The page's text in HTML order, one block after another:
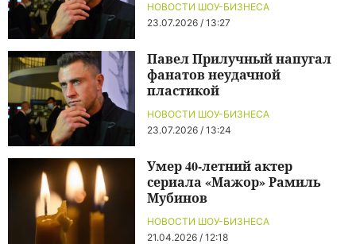
НОВОСТИ ШОУ-БИЗНЕСА
23.07.2026 / 13:27
НОВОСТИ ШОУ-БИЗНЕСА
23.07.2026 / 13:24
Павел Прилучный напугал
фанатов неудачной
пластикой
НОВОСТИ ШОУ-БИЗНЕСА
21.04.2026 / 12:18
Умер 40-летний актер
сериала «Мажор» Рамиль
Мубинов